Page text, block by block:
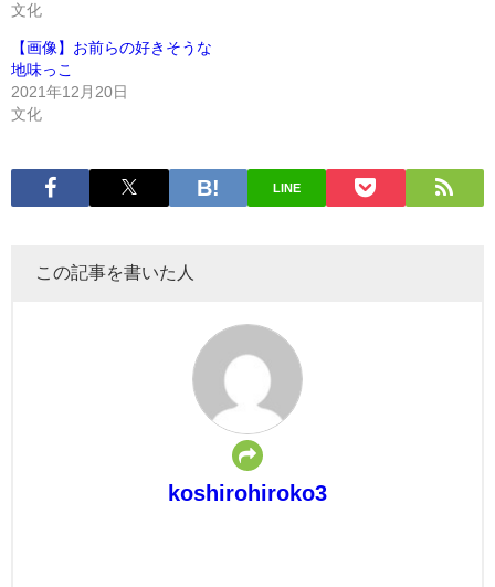
文化
【画像】お前らの好きそうな
地味っこ
2021年12月20日
文化
LINE
この記事を書いた人
koshirohiroko3